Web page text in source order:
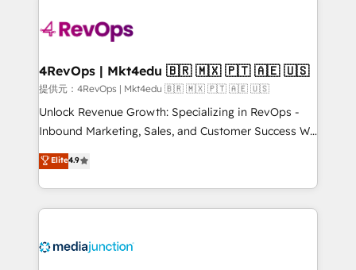
requirement). ✔️Helped over 25,000+ customers so
far with our HubSpot solutions. ✔️Bespoke apps &
on-demand bundle services. Connect with us today!
4RevOps | Mkt4edu 🇧🇷 🇲🇽 🇵🇹 🇦🇪 🇺🇸
提供元：4RevOps | Mkt4edu 🇧🇷 🇲🇽 🇵🇹 🇦🇪 🇺🇸
Unlock Revenue Growth: Specializing in RevOps -
Inbound Marketing, Sales, and Customer Success We
specialize in driving revenue growth for companies
across industries through tailored marketing, sales,
and customer success strategies, utilizing RevOps
methodologies. As Latin America's largest HubSpot
offer unparalleled insights. Operating in five
Elite4.9